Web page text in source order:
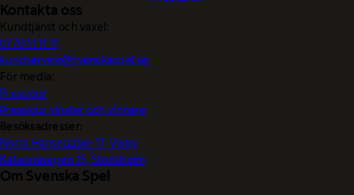
Kontakta oss
Kundtjänst och växel:
0770-11 11 11
kundservice@svenskaspel.se
För media:
Pressjour
Pressjour vinster och vinnare
Besöksadresser:
Norra Hansegatan 17, Visby
Katarinavägen 15, Stockholm
Om Svenska Spel